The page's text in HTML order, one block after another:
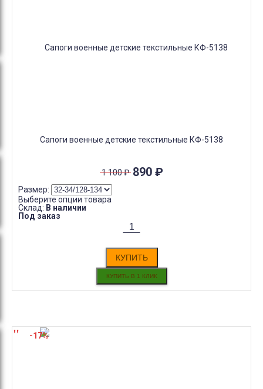
Сапоги военные детские текстильные КФ-5138
1 100₽ 890 ₽
Размер:
Выберите опции товара
Склад: В наличии
Под заказ
КУПИТЬ
-17%